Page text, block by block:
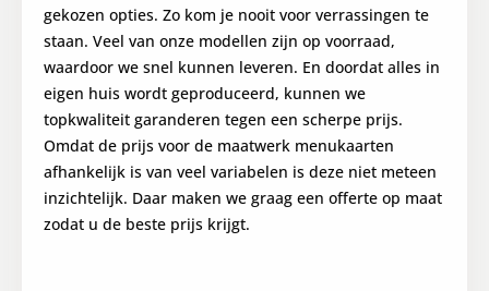
gekozen opties. Zo kom je nooit voor verrassingen te
staan. Veel van onze modellen zijn op voorraad,
waardoor we snel kunnen leveren. En doordat alles in
eigen huis wordt geproduceerd, kunnen we
topkwaliteit garanderen tegen een scherpe prijs.
Omdat de prijs voor de maatwerk menukaarten
afhankelijk is van veel variabelen is deze niet meteen
inzichtelijk. Daar maken we graag een offerte op maat
zodat u de beste prijs krijgt.